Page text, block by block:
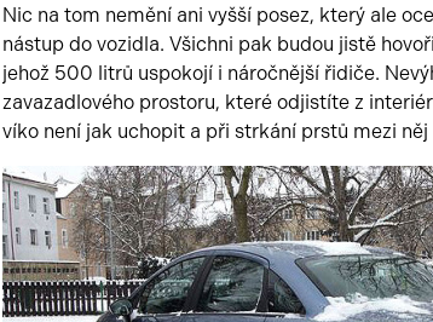
Nic na tom nemění ani vyšší posez, který ale
nástup do vozidla. Všichni pak budou jistě
jehož 500 litrů uspokojí i náročnější řidiče.
zavazadlového prostoru, které odjistíte z
víko není jak uchopit a při strkání prstů mezi